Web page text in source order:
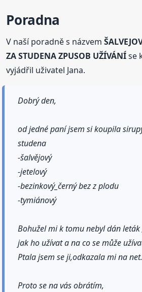
Poradna
V naší poradně s názvem
ZA STUDENA ZPUSOB UŽÍVÁNÍse
vyjádřil uživatel Jana.
Dobrý den,
od jedné paní jsem si koupila
studena
-šalvějový
-jetelový
-bezinkový_černý bez z plodu
-tymiánový
Bohužel mi k tomu nebyl dán leták
jak ho užívat a na co se může
Ptala jsem se ji,odkazala mi na
Proto se na vás obrátím,